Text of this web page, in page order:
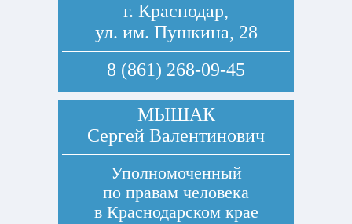
г. Краснодар,
ул. им. Пушкина, 28
8 (861) 268-09-45
МЫШАК
Сергей Валентинович
Уполномоченный
по правам человека
в Краснодарском крае